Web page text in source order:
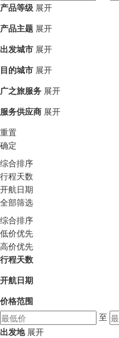
产品等级 展开
产品主题 展开
出发城市 展开
目的城市 展开
广之旅服务 展开
服务供应商 展开
重置
确定
综合排序
行程天数
开航日期
全部筛选
综合排序
低价优先
高价优先
行程天数
开航日期
价格范围
至
出发地 展开